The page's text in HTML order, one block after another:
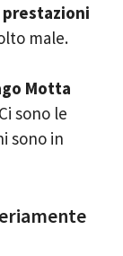
prestazioni
male.
Motta
Ci sono le
sono in